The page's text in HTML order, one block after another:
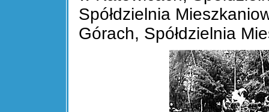
Spółdzielnia
Górach, Spółdzielnia